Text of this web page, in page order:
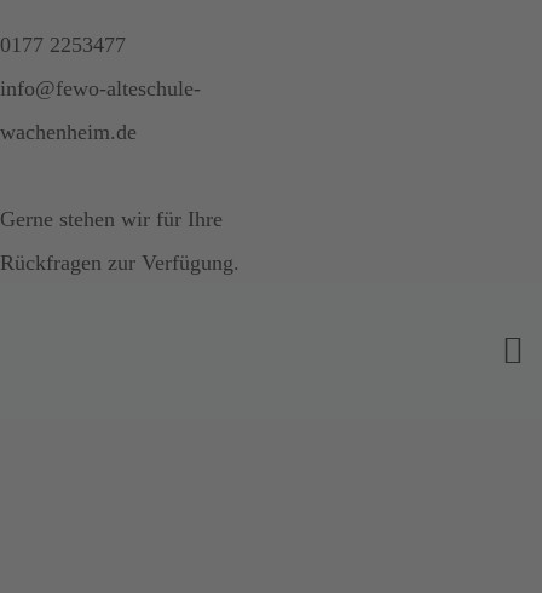
0177 2253477
info@fewo-alteschule-
wachenheim.de
Gerne stehen wir für Ihre
Rückfragen zur Verfügung.